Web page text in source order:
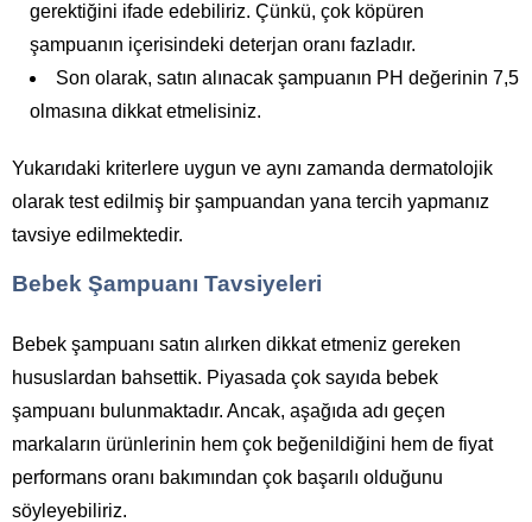
gerektiğini ifade edebiliriz. Çünkü, çok köpüren
şampuanın içerisindeki deterjan oranı fazladır.
Son olarak, satın alınacak şampuanın PH değerinin 7,5
olmasına dikkat etmelisiniz.
Yukarıdaki kriterlere uygun ve aynı zamanda dermatolojik
olarak test edilmiş bir şampuandan yana tercih yapmanız
tavsiye edilmektedir.
Bebek Şampuanı Tavsiyeleri
Bebek şampuanı satın alırken dikkat etmeniz gereken
hususlardan bahsettik. Piyasada çok sayıda bebek
şampuanı bulunmaktadır. Ancak, aşağıda adı geçen
markaların ürünlerinin hem çok beğenildiğini hem de fiyat
performans oranı bakımından çok başarılı olduğunu
söyleyebiliriz.